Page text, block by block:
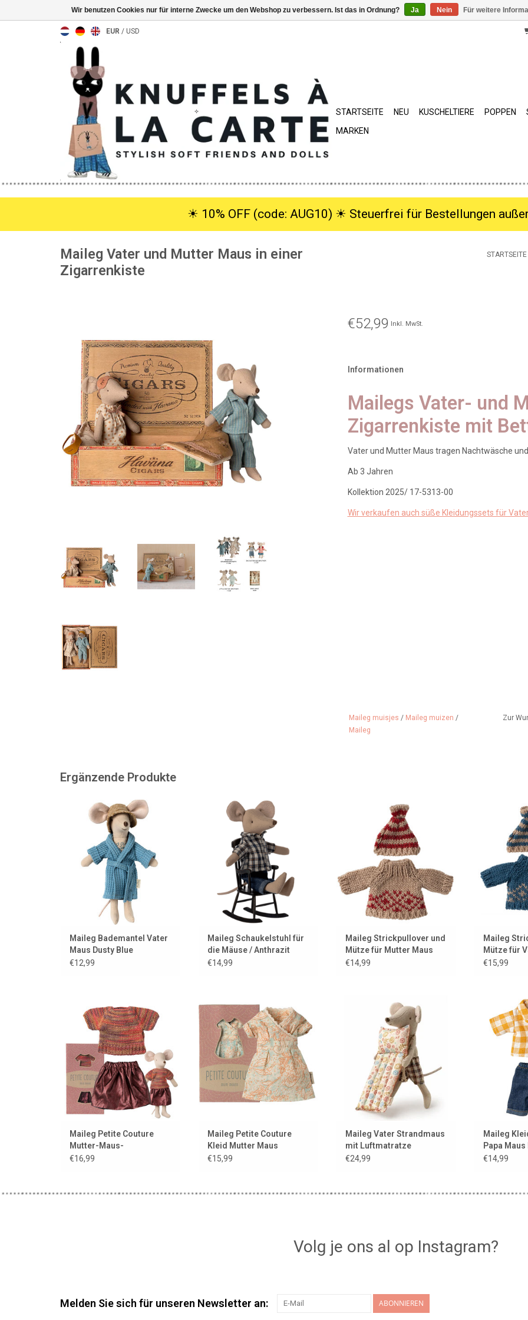
EUR / USD
STARTSEITE NEU KUSCHELTIERE POPPEN
MARKEN
☀︎ 10% OFF (code: AUG10) ☀︎ Steuerfrei für Bestellungen
Maileg Vater und Mutter Maus in einer
Zigarrenkiste
STARTSEITE
€52,99 Inkl. MwSt.
Informationen
Mailegs Vater- und
Zigarrenkiste mit
Vater und Mutter Maus tragen Nachtwäsche
Ab 3 Jahren
Kollektion 2025/ 17-5313-00
Wir verkaufen auch süße Kleidungssets für
Maileg muisjes / Maileg muizen /
Maileg
Zur
Ergänzende Produkte
Bademantel für Vater Maus von
Maileg
ZUM WARENKORB HINZUFÜGEN
Maileg Bademantel Vater
Maus Dusty Blue
€12,99
Schaukelstuhl für die Maileg-
Mäuse.
ZUM WARENKORB HINZUFÜGEN
Maileg Schaukelstuhl für
die Mäuse / Anthrazit
€14,99
Gestricktes Kleidungsset von
Maileg für Mutter Maus
ZUM WARENKORB HINZUFÜGEN
Maileg Strickpullover und
Mütze für Mutter Maus
€14,99
Gestricktes
Maileg
ZUM
Maileg
Mütze für
€15,99
Mama-Maus von Maileg /
Kollektion: Petite Couture
ZUM WARENKORB HINZUFÜGEN
Maileg Petite Couture
Mutter-Maus-
Kleidungsset / Rock und
€16,99
Couture“-Kleid für Mutter Maus
ZUM WARENKORB HINZUFÜGEN
Maileg Petite Couture
Kleid Mutter Maus
€15,99
Vater Strandmaus mit seiner
Luftmatratze.
ZUM WARENKORB HINZUFÜGEN
Maileg Vater Strandmaus
mit Luftmatratze
€24,99
Maileg-
Maus.
in einer
ZUM
Maileg
Papa
und Jeans
€14,99
Volg je ons al op Instagram?
Melden Sie sich für unseren Newsletter an: ABONNIEREN
Wir benutzen Cookies nur für interne Zwecke um den Webshop zu verbessern. Ist das in Ordnung? Ja Nein Für weitere